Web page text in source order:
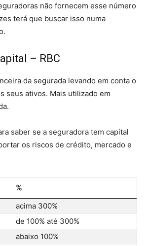
não fornecem esse número
terá que buscar isso numa
– RBC
da segurada levando em conta o
seus ativos. Mais utilizado em
saber se a seguradora tem capital
os riscos de crédito, mercado e
%
acima 300%
de 100% até 300%
abaixo 100%